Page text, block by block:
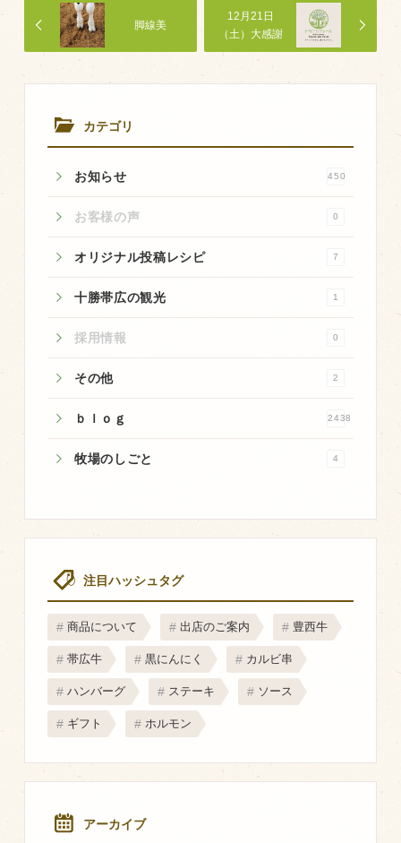
カテゴリ
お知らせ 450
お客様の声 0
オリジナル投稿レシピ 7
十勝帯広の観光 1
採用情報 0
その他 2
ｂｌｏｇ 2438
牧場のしごと 4
注目ハッシュタグ
商品について 出店のご案内 豊西牛
帯広牛 黒にんにく カルビ串
ハンバーグ ステーキ ソース
ギフト ホルモン
アーカイブ
12月21日
（土）大感謝
祭SALE（直売
会）開催致し
ます。
脚線美
衛生管理体制
業務管理体制
品質管理体制
ＢtoＢ受発注システム
瑕疵とは
商品のご紹介
厚切ステーキ
カルビ串
黒にんにく
ギフト
取り扱い店
飲食店
その他
マップから探す
問い合わせ
Facebook